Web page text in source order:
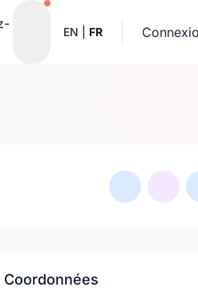
Notifications actives
EN FR
Coordonnées